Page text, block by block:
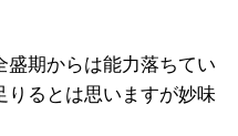
盛期からは能力落ちてい
りるとは思いますが妙味